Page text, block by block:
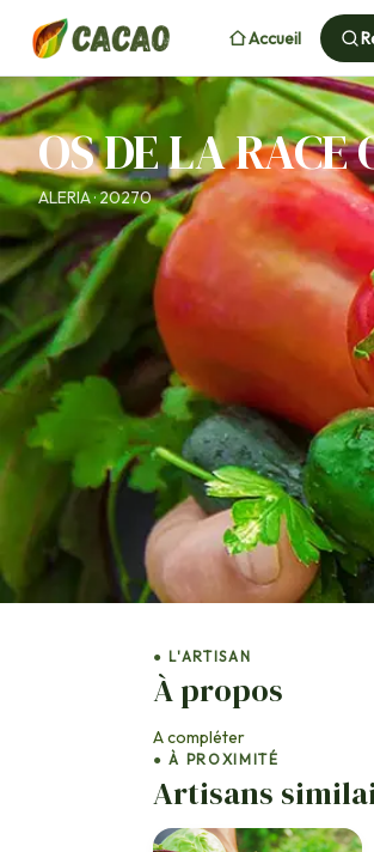
Accueil
OS DE LA RACE
ALERIA · 20270
● L'ARTISAN
À propos
A compléter
● À PROXIMITÉ
Artisans